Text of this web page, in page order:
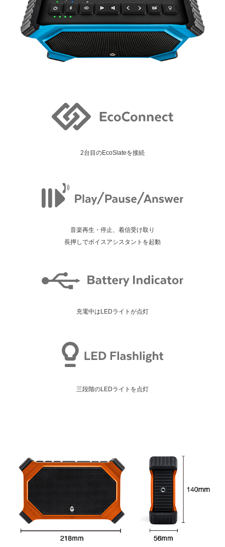
2台目のEcoSlateを接続
音楽再生・停止、着信受け取り
長押しでボイスアシスタントを起動
充電中はLEDライトが点灯
三段階のLEDライトを点灯